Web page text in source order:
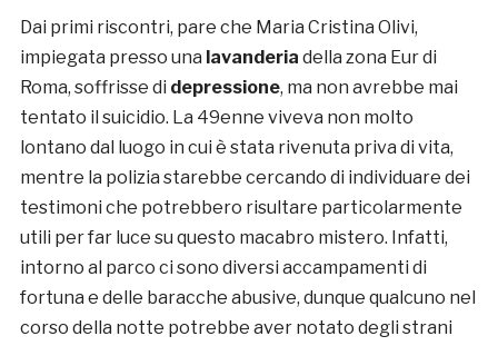
Dai primi riscontri, pare che Maria Cristina Olivi,
impiegata presso una lavanderia della zona Eur di
Roma, soffrisse di depressione, ma non avrebbe mai
tentato il suicidio. La 49enne viveva non molto
lontano dal luogo in cui è stata rivenuta priva di vita,
mentre la polizia starebbe cercando di individuare dei
testimoni che potrebbero risultare particolarmente
utili per far luce su questo macabro mistero. Infatti,
intorno al parco ci sono diversi accampamenti di
fortuna e delle baracche abusive, dunque qualcuno nel
corso della notte potrebbe aver notato degli strani